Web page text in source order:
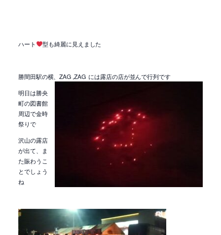
ハート 型も綺麗に見えました
勝間田駅の横、ZAG ,ZAG には露店の店が並んで行列です
明日は勝央
町の図書館
周辺で金時
祭りで
沢山の露店
が出て、ま
た賑わうこ
とでしょう
ね